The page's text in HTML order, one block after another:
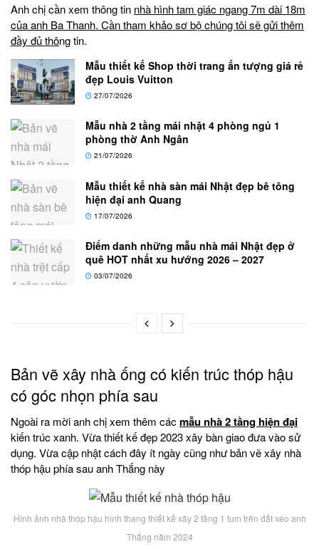
Anh chị cần xem thông tin nhà hình tam giác ngang 7m dài 18m
của anh Ba Thanh. Cần tham khảo sơ bộ chúng tôi sẽ gửi thêm
đầy đủ thông tin.
Mẫu thiết kế Shop thời trang ấn tượng giá rẻ
đẹp Louis Vuitton
27/07/2026
Mẫu nhà 2 tầng mái nhật 4 phòng ngủ 1
phòng thờ Anh Ngân
21/07/2026
Mẫu thiết kế nhà sàn mái Nhật đẹp bê tông
hiện đại anh Quang
17/07/2026
Điểm danh những mẫu nhà mái Nhật đẹp ở
quê HOT nhất xu hướng 2026 – 2027
03/07/2026
Bản vẽ xây nhà ống có kiến trúc thóp hậu
có góc nhọn phía sau
Ngoài ra mời anh chị xem thêm các mẫu nhà 2 tầng hiện đại
kiến trúc xanh. Vừa thiết kế đẹp 2023 xây bàn giao đưa vào sử
dụng. Vừa cập nhật cách đây ít ngày cũng như bản vẽ xây nhà
thóp hậu phía sau anh Thắng này
Hình ảnh nhà thóp hậu hình thang thiết kế xây 2 tầng 1 tum trên đất xéo anh
Thắng năm 2024